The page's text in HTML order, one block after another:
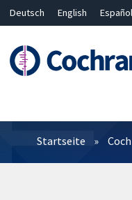
Deutsch English Español
Filter
Startseite